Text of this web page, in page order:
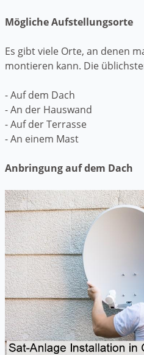
Mögliche Aufstellungsorte
Es gibt viele Orte, an denen
montieren kann. Die
- Auf dem Dach
- An der Hauswand
- Auf der Terrasse
- An einem Mast
Anbringung auf dem Dach